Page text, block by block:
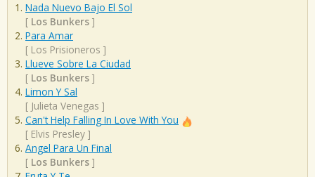
Nada Nuevo Bajo El Sol
[ Los Bunkers ]
Para Amar
[ Los Prisioneros ]
Llueve Sobre La Ciudad
[ Los Bunkers ]
Limon Y Sal
[ Julieta Venegas ]
Can't Help Falling In Love With You
[ Elvis Presley ]
Angel Para Un Final
[ Los Bunkers ]